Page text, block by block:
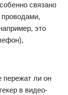
связано
это
пережат ли он
в видео-